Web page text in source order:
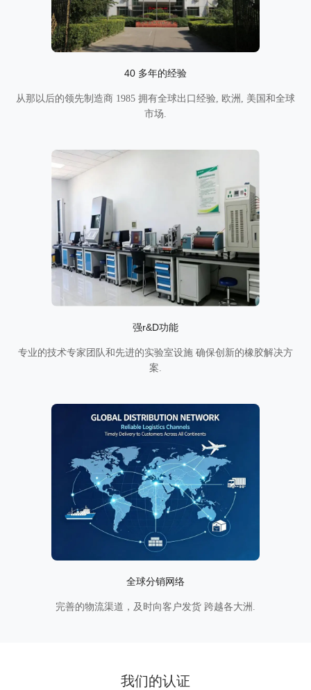
40 多年的经验
从那以后的领先制造商 1985 拥有全球出口经验, 欧洲, 美国和全球
市场.
强r&D功能
专业的技术专家团队和先进的实验室设施 确保创新的橡胶解决方
案.
全球分销网络
完善的物流渠道，及时向客户发货 跨越各大洲.
我们的认证